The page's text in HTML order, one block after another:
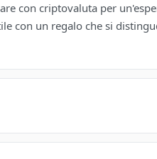
con criptovaluta per
con un regalo che si